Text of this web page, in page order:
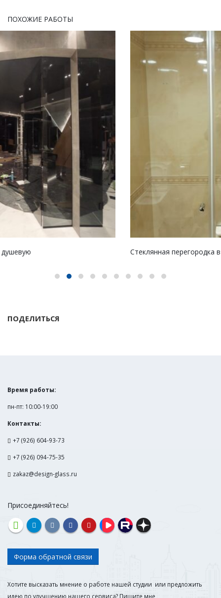
ПОХОЖИЕ РАБОТЫ
Стеклянная перегородка в душевую
ПОДЕЛИТЬСЯ
Время работы:
пн-пт: 10:00-19:00
Контакты:
+7 (926) 604-93-73
+7 (926) 094-75-35
zakaz@design-glass.ru
Присоединяйтесь!
Форма обратной связи
Хотите высказать мнение о работе нашей студии или предложить
идею по улучшению нашего сервиса? Пишите мне